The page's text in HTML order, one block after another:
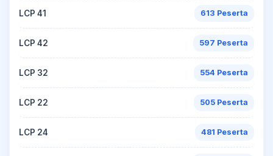
LCP 41 613 Peserta
LCP 42 597 Peserta
LCP 32 554 Peserta
LCP 22 505 Peserta
LCP 24 481 Peserta